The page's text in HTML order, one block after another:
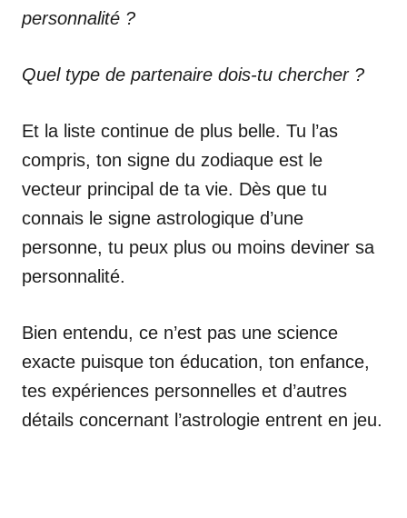
personnalité ?
Quel type de partenaire dois-tu chercher ?
Et la liste continue de plus belle. Tu l’as
compris, ton signe du zodiaque est le
vecteur principal de ta vie. Dès que tu
connais le signe astrologique d’une
personne, tu peux plus ou moins deviner sa
personnalité.
Bien entendu, ce n’est pas une science
exacte puisque ton éducation, ton enfance,
tes expériences personnelles et d’autres
détails concernant l’astrologie entrent en jeu.